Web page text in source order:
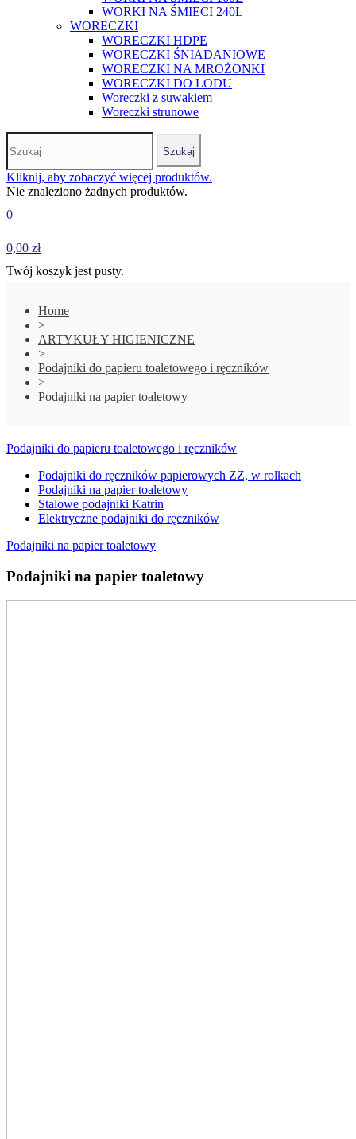
WORKI NA ŚMIECI 240L
WORECZKI
WORECZKI HDPE
WORECZKI ŚNIADANIOWE
WORECZKI NA MROŻONKI
WORECZKI DO LODU
Woreczki z suwakiem
Woreczki strunowe
Szukaj
Kliknij, aby zobaczyć więcej produktów.
Nie znaleziono żadnych produktów.
0
0,00 zł
Twój koszyk jest pusty.
Home
>
ARTYKUŁY HIGIENICZNE
>
Podajniki do papieru toaletowego i ręczników
>
Podajniki na papier toaletowy
Podajniki do papieru toaletowego i ręczników
Podajniki do ręczników papierowych ZZ, w rolkach
Podajniki na papier toaletowy
Stalowe podajniki Katrin
Elektryczne podajniki do ręczników
Podajniki na papier toaletowy
Podajniki na papier toaletowy